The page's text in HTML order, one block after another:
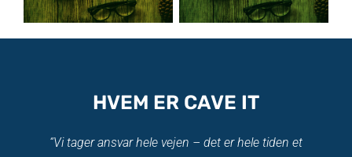
HVEM ER CAVE IT
“Vi tager ansvar hele vejen – det er hele tiden et